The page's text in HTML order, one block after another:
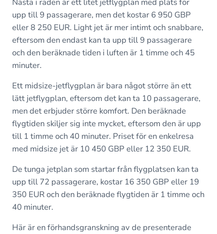
Nästa i raden är ett litet jetflygplan med plats för
upp till 9 passagerare, men det kostar 6 950 GBP
eller 8 250 EUR. Light jet är mer intimt och snabbare,
eftersom den endast kan ta upp till 9 passagerare
och den beräknade tiden i luften är 1 timme och 45
minuter.
Ett midsize-jetflygplan är bara något större än ett
lätt jetflygplan, eftersom det kan ta 10 passagerare,
men det erbjuder större komfort. Den beräknade
flygtiden skiljer sig inte mycket, eftersom den är upp
till 1 timme och 40 minuter. Priset för en enkelresa
med midsize jet är 10 450 GBP eller 12 350 EUR.
De tunga jetplan som startar från flygplatsen kan ta
upp till 72 passagerare, kostar 16 350 GBP eller 19
350 EUR och den beräknade flygtiden är 1 timme och
40 minuter.
Här är en förhandsgranskning av de presenterade